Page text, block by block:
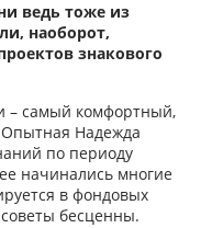
ведь тоже из
наоборот,
знакового
– самый комфортный,
Опытная Надежда
по периоду
начинались многие
в фондовых
бесценны.